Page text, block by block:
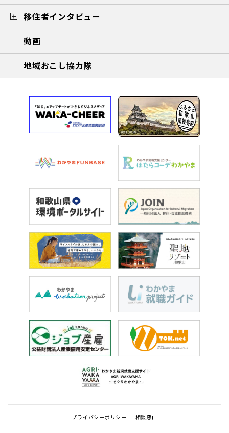
移住者インタビュー
動画
地域おこし協力隊
プライバシーポリシー 相談窓口